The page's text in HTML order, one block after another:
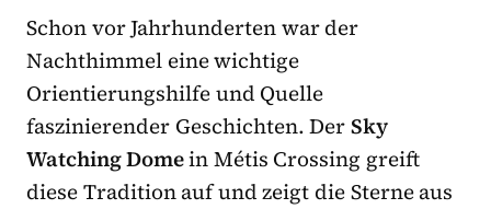
Schon vor Jahrhunderten war der
Nachthimmel eine wichtige
Orientierungshilfe und Quelle
faszinierender Geschichten. DerSky
Watching Domein Métis Crossing greift
diese Tradition auf und zeigt die Sterne aus